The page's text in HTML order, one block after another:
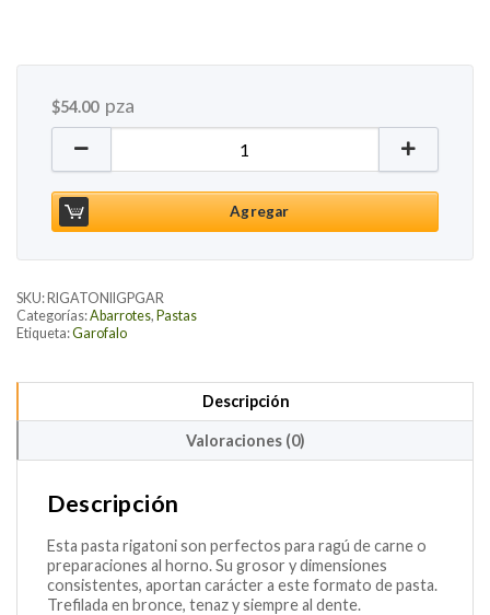
$54.00 pza
Agregar
SKU: RIGATONIIGPGAR
Categorías:Abarrotes, Pastas
Etiqueta:Garofalo
Descripción
Valoraciones (0)
Descripción
Esta pasta rigatoni son perfectos para ragú de carne o
preparaciones al horno. Su grosor y dimensiones
consistentes, aportan carácter a este formato de pasta.
Trefilada en bronce, tenaz y siempre al dente.